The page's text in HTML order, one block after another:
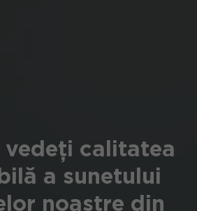
vedeți calitatea
a sunetului
noastre din